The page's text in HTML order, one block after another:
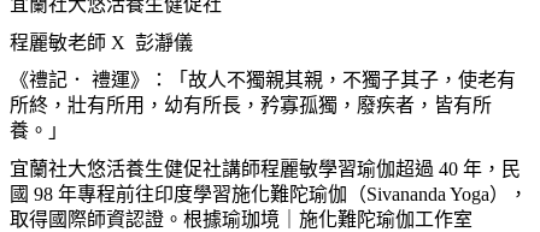
程麗敏老師 X 彭瀞儀
《禮記． 禮運》：「故人不獨親其親，不獨子其子，使老有
所終，壯有所用，幼有所長，矜寡孤獨，廢疾者，皆有所
養。」
宜蘭社大悠活養生健促社講師程麗敏學習瑜伽超過 40 年，民
國 98 年專程前往印度學習施化難陀瑜伽 （Sivananda Yoga），
取得國際師資認證。根據瑜珈境｜施化難陀瑜伽工作室